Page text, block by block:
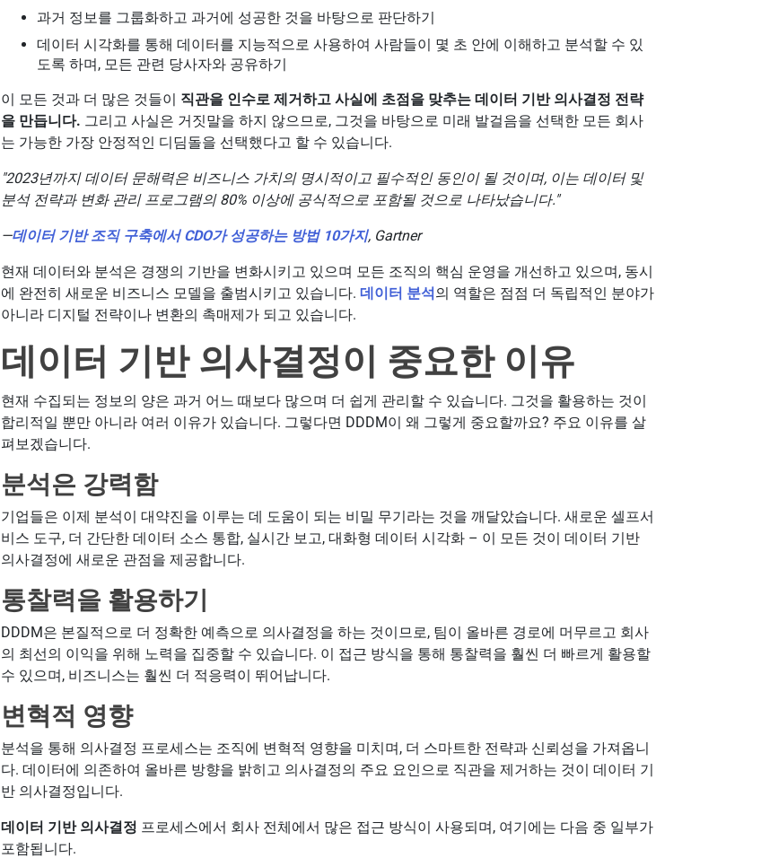
과거 정보를 그룹화하고 과거에 성공한 것을 바탕으로 판단하기
데이터 시각화를 통해 데이터를 지능적으로 사용하여 사람들이 몇 초 안에 이해하고 분석할 수 있
도록 하며, 모든 관련 당사자와 공유하기
이 모든 것과 더 많은 것들이 직관을 인수로 제거하고사실에 초점을 맞추는 데이터 기반 의사결정 전략
을 만듭니다. 그리고 사실은 거짓말을 하지 않으므로, 그것을 바탕으로 미래 발걸음을 선택한 모든 회사
는 가능한 가장 안정적인 디딤돌을 선택했다고 할 수 있습니다.
"2023년까지 데이터 문해력은 비즈니스 가치의 명시적이고 필수적인 동인이 될 것이며, 이는 데이터 및
분석 전략과 변화 관리 프로그램의 80% 이상에 공식적으로 포함될 것으로 나타났습니다."
—데이터 기반 조직 구축에서 CDO가 성공하는 방법 10가지, Gartner
현재 데이터와 분석은 경쟁의 기반을 변화시키고 있으며 모든 조직의 핵심 운영을 개선하고 있으며, 동시
에 완전히 새로운 비즈니스 모델을 출범시키고 있습니다.데이터 분석의 역할은 점점 더 독립적인 분야가
아니라 디지털 전략이나 변환의 촉매제가 되고 있습니다.
데이터 기반 의사결정이 중요한 이유
현재 수집되는 정보의 양은 과거 어느 때보다 많으며 더 쉽게 관리할 수 있습니다. 그것을 활용하는 것이
합리적일 뿐만 아니라 여러 이유가 있습니다. 그렇다면 DDDM이 왜 그렇게 중요할까요? 주요 이유를 살
펴보겠습니다.
분석은 강력함
기업들은 이제 분석이 대약진을 이루는 데 도움이 되는 비밀 무기라는 것을 깨달았습니다. 새로운 셀프서
비스 도구, 더 간단한 데이터 소스 통합, 실시간 보고, 대화형 데이터 시각화 – 이 모든 것이 데이터 기반
의사결정에 새로운 관점을 제공합니다.
통찰력을 활용하기
DDDM은 본질적으로 더 정확한 예측으로 의사결정을 하는 것이므로, 팀이 올바른 경로에 머무르고 회사
의 최선의 이익을 위해 노력을 집중할 수 있습니다. 이 접근 방식을 통해 통찰력을 훨씬 더 빠르게 활용할
수 있으며, 비즈니스는 훨씬 더 적응력이 뛰어납니다.
변혁적 영향
분석을 통해 의사결정 프로세스는 조직에 변혁적 영향을 미치며, 더 스마트한 전략과 신뢰성을 가져옵니
다. 데이터에 의존하여 올바른 방향을 밝히고 의사결정의 주요 요인으로 직관을 제거하는 것이 데이터 기
반 의사결정입니다.
데이터 기반 의사결정 프로세스에서 회사 전체에서 많은 접근 방식이 사용되며, 여기에는 다음 중 일부가
포함됩니다.